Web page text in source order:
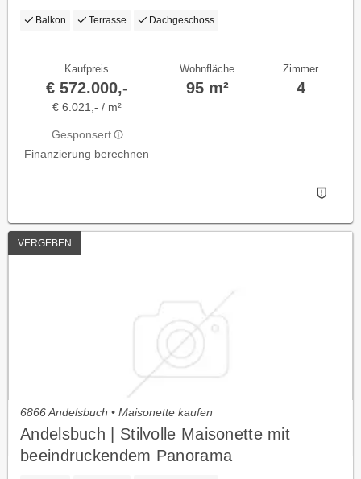
Balkon Terrasse Dachgeschoss
Kaufpreis
€ 572.000,-
€ 6.021,- / m²
Gesponsert
Finanzierung berechnen
Wohnfläche
95 m²
Zimmer
4
VERGEBEN
6866 Andelsbuch • Maisonette kaufen
Andelsbuch | Stilvolle Maisonette mit
beeindruckendem Panorama